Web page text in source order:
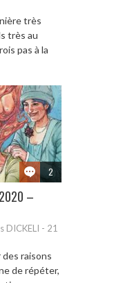
très
très au
pas à la
2
–
DICKELI - 21
raisons
de répéter,